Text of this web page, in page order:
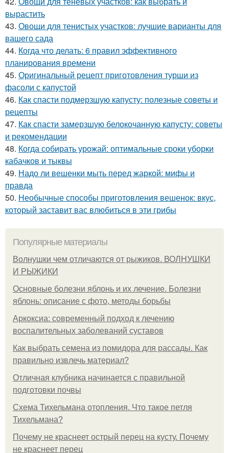
вырастить
43. Овощи для тенистых участков: лучшие варианты для
вашего сада
44. Когда что делать: 6 правил эффективного
планирования времени
45. Оригинальный рецепт приготовления турши из
фасоли с капустой
46. Как спасти подмерзшую капусту: полезные советы и
рецепты
47. Как спасти замерзшую белокочанную капусту: советы
и рекомендации
48. Когда собирать урожай: оптимальные сроки уборки
кабачков и тыквы
49. Надо ли вешенки мыть перед жаркой: мифы и
правда
50. Необычные способы приготовления вешенок: вкус,
который заставит вас влюбиться в эти грибы
Популярные материалы
Волнушки чем отличаются от рыжиков. ВОЛНУШКИ
И РЫЖИКИ
Основные болезни яблонь и их лечение. Болезни
яблонь: описание с фото, методы борьбы
Аркоксиа: современный подход к лечению
воспалительных заболеваний суставов
Как выбрать семена из помидора для рассады. Как
правильно извлечь материал?
Отличная клубника начинается с правильной
подготовки почвы
Схема Тихельмана отопления. Что такое петля
Тихельмана?
Почему не краснеет острый перец на кусту. Почему
не краснеет перец